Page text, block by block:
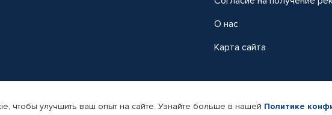
О нас
Карта сайта
Интернет-магазин автомобильных товаров Автопрофи.
чтобы улучшить ваш опыт на сайте. Узнайте больше в нашей Политике